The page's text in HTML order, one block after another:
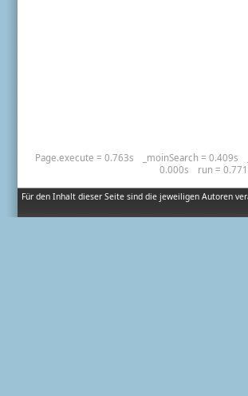
Für den Inhalt dieser Seite sind die jeweiligen Autoren
Page.execute = 0.763s _moinSearch = 0.409s
0.000s
run =